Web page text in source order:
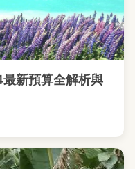
新預算全解析與